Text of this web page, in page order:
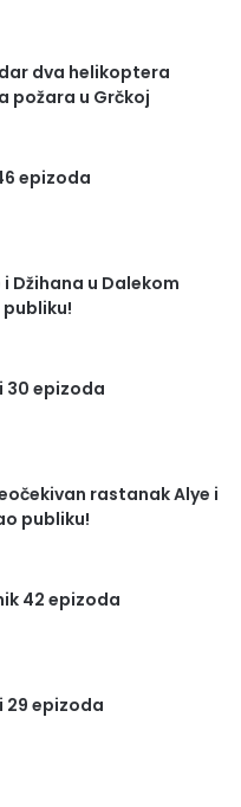
dva helikoptera
požara u Grčkoj
epizoda
Džihana u Dalekom
30 epizoda
rastanak Alye i
publiku!
42 epizoda
29 epizoda